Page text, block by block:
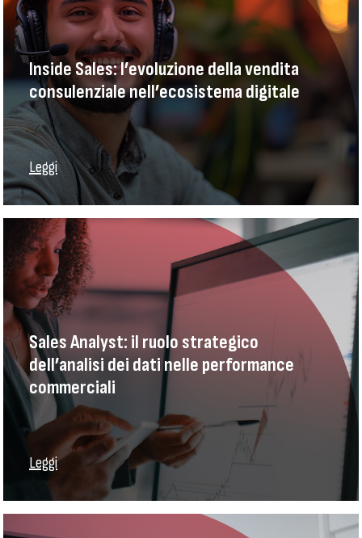
Inside Sales: l’evoluzione della vendita
consulenziale nell’ecosistema digitale
Leggi
Sales Analyst: il ruolo strategico
dell’analisi dei dati nelle performance
commerciali
Leggi